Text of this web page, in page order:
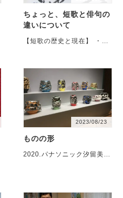
ちょっと、短歌と俳句の
違いについて
【短歌の歴史と現在】 ・特
とされている。・・・
2023/08/23
ものの形
2020.パナソニック汐留美術